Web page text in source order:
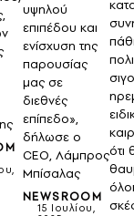
υψηλού
επιπέδου και
ενίσχυση της
παρουσίας
μας σε
διεθνές
επίπεδο»,
δήλωσε ο
CEO, Λάμπρος
Μπίσαλας
NEWSROOM
15 Ιουλίου,
ότι